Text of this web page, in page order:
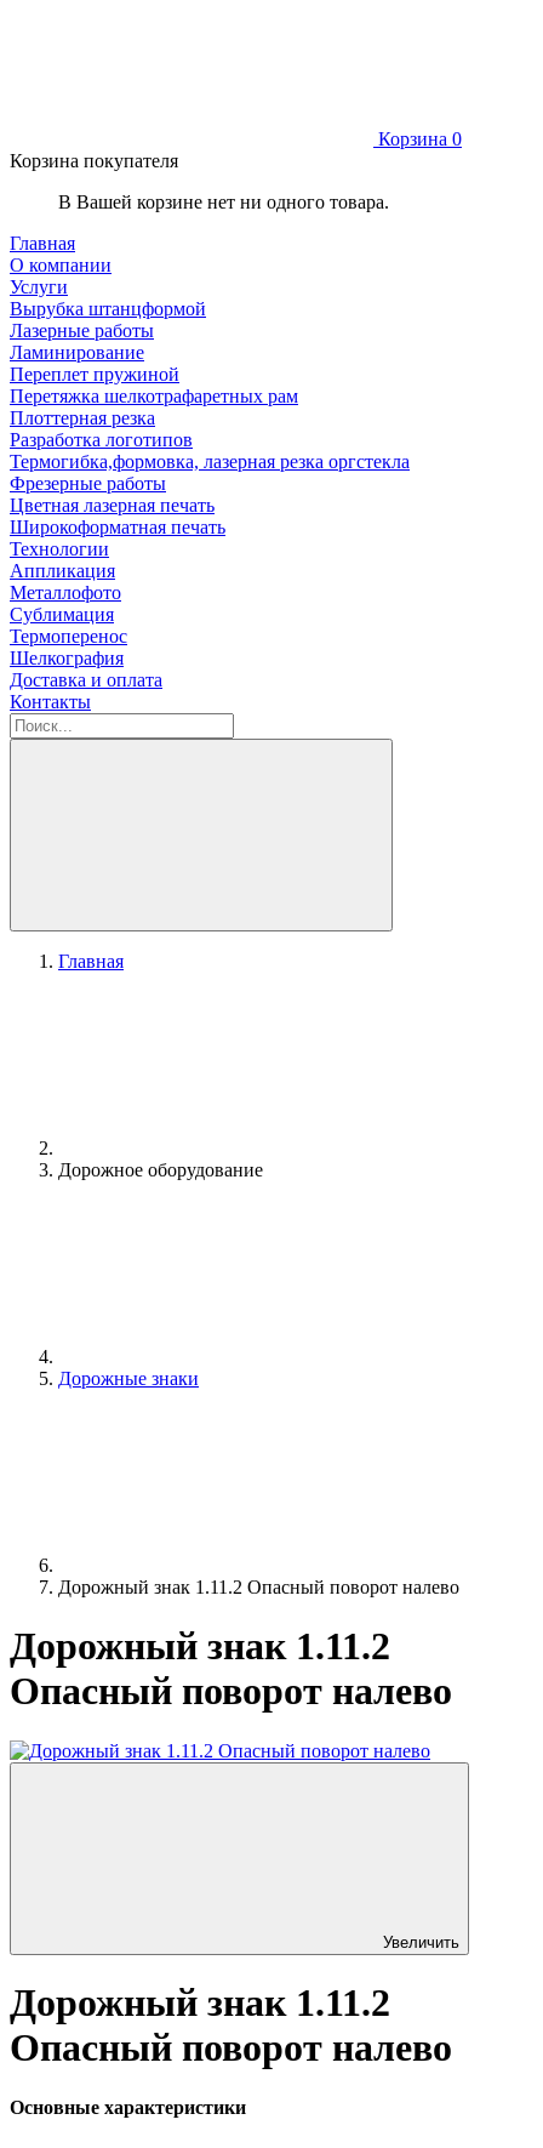
Корзина 0
Корзина покупателя
В Вашей корзине нет ни одного товара.
Главная
О компании
Услуги
Вырубка штанцформой
Лазерные работы
Ламинирование
Переплет пружиной
Перетяжка шелкотрафаретных рам
Плоттерная резка
Разработка логотипов
Термогибка,формовка, лазерная резка оргстекла
Фрезерные работы
Цветная лазерная печать
Широкоформатная печать
Технологии
Аппликация
Металлофото
Сублимация
Термоперенос
Шелкография
Доставка и оплата
Контакты
Главная
Дорожное оборудование
Дорожные знаки
Дорожный знак 1.11.2 Опасный поворот налево
Дорожный знак 1.11.2
Опасный поворот налево
Увеличить
Дорожный знак 1.11.2
Опасный поворот налево
Основные характеристики